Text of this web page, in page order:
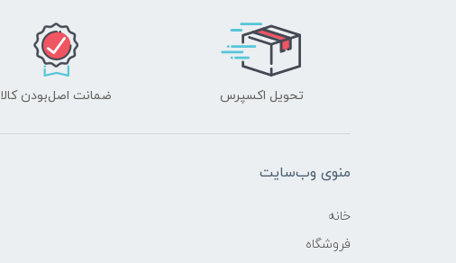
تحویل اکسپرس ضمانت اصل‌بودن کالا
منوی وب‌سایت
خانه
فروشگاه